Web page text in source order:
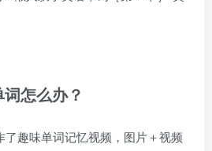
怎么办？
了趣味单词记忆视频，图片＋视频